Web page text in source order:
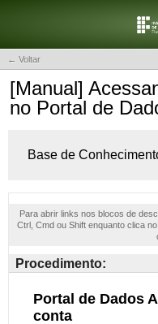
← Voltar
[Manual]
no Portal de
Base de
Para abrir links nos blocos de
Ctrl, Cmd ou Shift enquanto clica
Procedimento: